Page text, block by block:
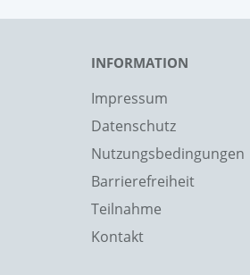
INFORMATION
Impressum
Datenschutz
Nutzungsbedingungen
Barrierefreiheit
Teilnahme
Kontakt